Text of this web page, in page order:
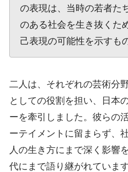
の表現は、当時の若者た
のある社会を生き抜くた
己表現の可能性を示すも
二人は、それぞれの芸術分
としての役割を担い、日本
ーを牽引しました。彼らの
ーテイメントに留まらず、
人の生き方にまで深く影響
代にまで語り継がれています